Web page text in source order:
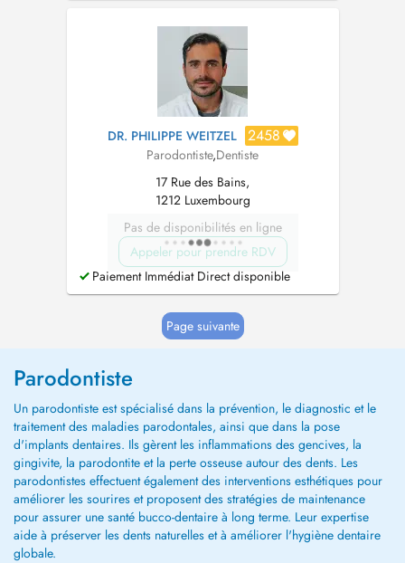
DR. PHILIPPE WEITZEL 2458
Parodontiste,Dentiste
17 Rue des Bains,
1212 Luxembourg
Pas de disponibilités en ligne
Appeler pour prendre RDV
Paiement Immédiat Direct disponible
Page suivante
Parodontiste
Un parodontiste est spécialisé dans la prévention, le diagnostic et le
traitement des maladies parodontales, ainsi que dans la pose
d'implants dentaires. Ils gèrent les inflammations des gencives, la
gingivite, la parodontite et la perte osseuse autour des dents. Les
parodontistes effectuent également des interventions esthétiques pour
améliorer les sourires et proposent des stratégies de maintenance
pour assurer une santé bucco-dentaire à long terme. Leur expertise
aide à préserver les dents naturelles et à améliorer l'hygiène dentaire
globale.